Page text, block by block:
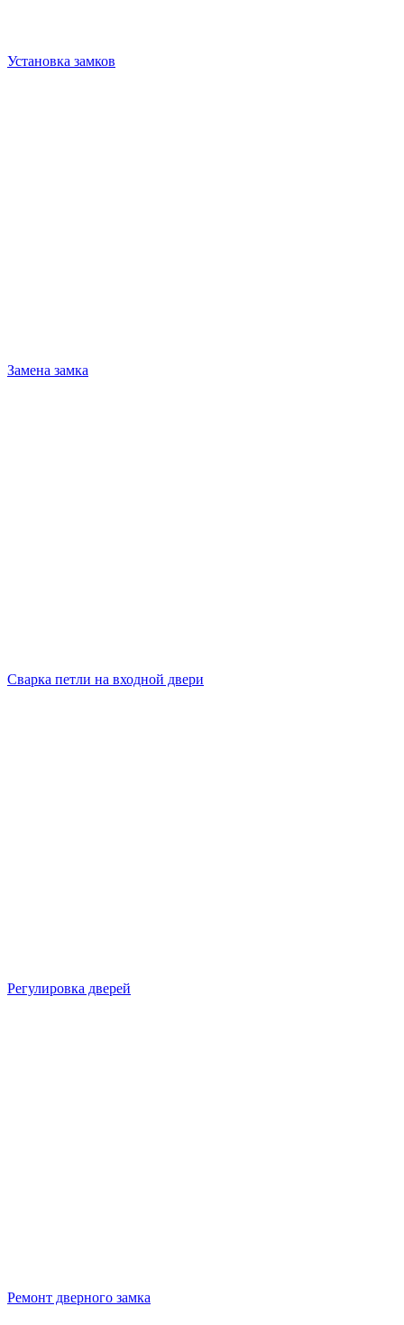
Установка замков
Замена замка
Сварка петли на входной двери
Регулировка дверей
Ремонт дверного замка